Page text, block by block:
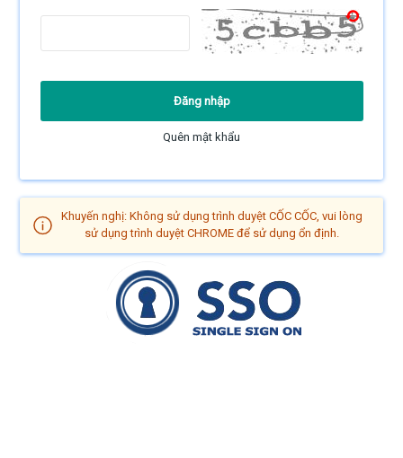
Quên mật khẩu
Khuyến nghị: Không sử dụng trình duyệt CỐC CỐC, vui lòng
sử dụng trình duyệt CHROME để sử dụng ổn định.